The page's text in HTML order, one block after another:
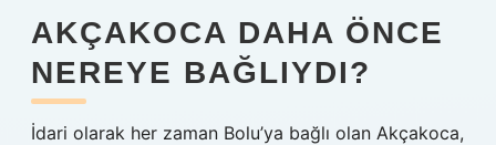
AKÇAKOCA DAHA ÖNCE
NEREYE BAĞLIYDI?
İdari olarak her zaman Bolu’ya bağlı olan Akçakoca,